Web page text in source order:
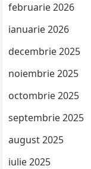
februarie 2026
ianuarie 2026
decembrie 2025
noiembrie 2025
octombrie 2025
septembrie 2025
august 2025
iulie 2025